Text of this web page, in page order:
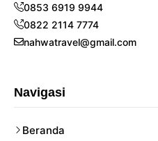
0853 6919 9944
0822 2114 7774
nahwatravel@gmail.com
Navigasi
Beranda